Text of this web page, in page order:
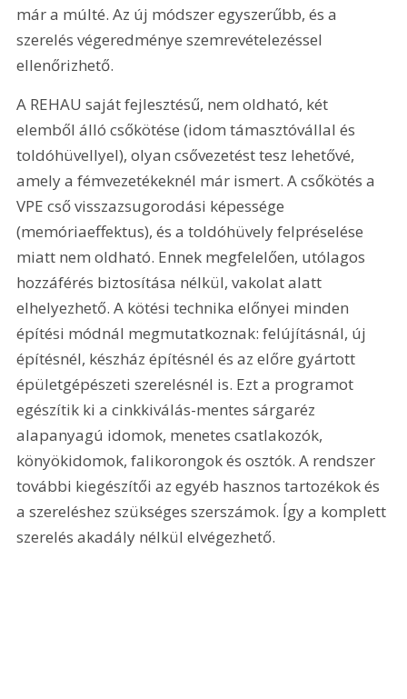
már a múlté. Az új módszer egyszerűbb, és a
szerelés végeredménye szemrevételezéssel
ellenőrizhető.
A REHAU saját fejlesztésű, nem oldható, két
elemből álló csőkötése (idom támasztóvállal és
toldóhüvellyel), olyan csővezetést tesz lehetővé,
amely a fémvezetékeknél már ismert. A csőkötés a
VPE cső visszazsugorodási képessége
(memóriaeffektus), és a toldóhüvely felpréselése
miatt nem oldható. Ennek megfelelően, utólagos
hozzáférés biztosítása nélkül, vakolat alatt
elhelyezhető. A kötési technika előnyei minden
építési módnál megmutatkoznak: felújításnál, új
építésnél, készház építésnél és az előre gyártott
épületgépészeti szerelésnél is. Ezt a programot
egészítik ki a cinkkiválás-mentes sárgaréz
alapanyagú idomok, menetes csatlakozók,
könyökidomok, falikorongok és osztók. A rendszer
további kiegészítői az egyéb hasznos tartozékok és
a szereléshez szükséges szerszámok. Így a komplett
szerelés akadály nélkül elvégezhető.